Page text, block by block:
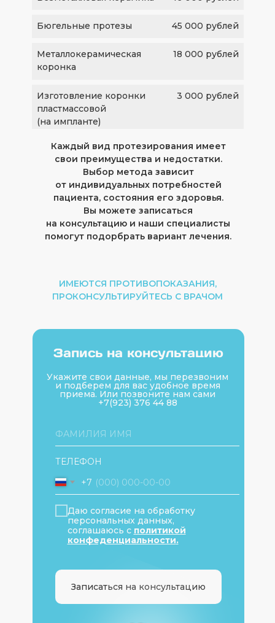
Бюгельные протезы 45 000 рублей
Металлокерамическая
коронка
18 000 рублей
Изготовление коронки
пластмассовой
(на импланте)
3 000 рублей
Каждый вид протезирования имеет
свои преимущества и недостатки.
Выбор метода зависит
от индивидуальных потребностей
пациента, состояния его здоровья.
Вы можете записаться
на консультацию и наши специалисты
помогут подорбрать вариант лечения.
ИМЕЮТСЯ ПРОТИВОПОКАЗАНИЯ,
ПРОКОНСУЛЬТИРУЙТЕСЬ С ВРАЧОМ
ТЕЛЕФОН
+7
Даю согласие на обработку
персональных данных,
соглашаюсь с политикой
конфеденциальности.
Записаться на консультацию
Запись на консультацию
Укажите свои данные, мы перезвоним
и подберем для вас удобное время
приема. Или позвоните нам сами
+7(923) 376 44 88